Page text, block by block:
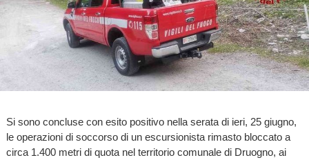
Si sono concluse con esito positivo nella serata di ieri, 25 giugno,
le operazioni di soccorso di un escursionista rimasto bloccato a
circa 1.400 metri di quota nel territorio comunale di Druogno, ai